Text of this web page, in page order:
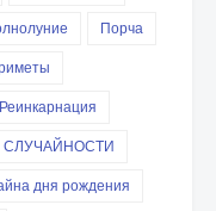
Порча
Реинкарнация
СЛУЧАЙНОСТИ
дня рождения